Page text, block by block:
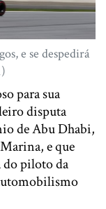
e se despedirá
para sua
disputa
de Abu Dhabi,
e que
do piloto da